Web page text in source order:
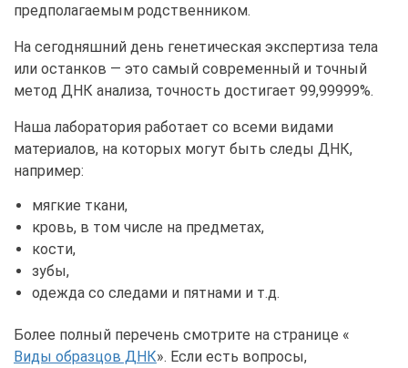
предполагаемым родственником.
На сегодняшний день генетическая экспертиза тела
или останков — это самый современный и точный
метод ДНК анализа, точность достигает 99,99999%.
Наша лаборатория работает со всеми видами
материалов, на которых могут быть следы ДНК,
например:
мягкие ткани,
кровь, в том числе на предметах,
кости,
зубы,
одежда со следами и пятнами и т.д.
Более полный перечень смотрите на странице «
Виды образцов ДНК». Если есть вопросы,